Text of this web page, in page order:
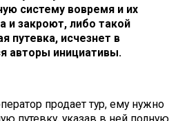
систему вовремя и их
и закроют, либо такой
путевка, исчезнет в
авторы инициативы.
продает тур, ему нужно